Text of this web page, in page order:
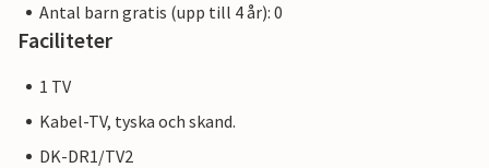
Antal barn gratis (upp till 4 år): 0
Faciliteter
1 TV
Kabel-TV, tyska och skand.
DK-DR1/TV2